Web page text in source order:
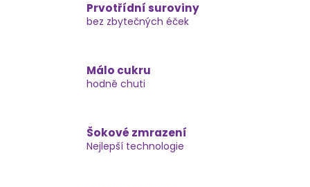
Prvotřídní suroviny
bez zbytečných éček
Málo cukru
hodně chuti
Šokové zmrazení
Nejlepší technologie